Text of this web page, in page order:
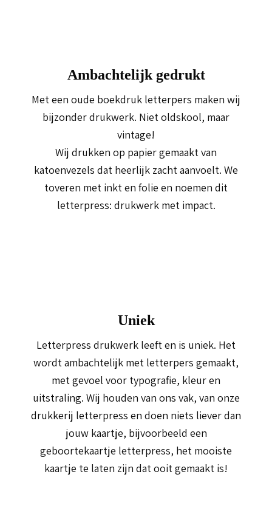
Ambachtelijk gedrukt
Met een oude boekdruk letterpers maken wij
bijzonder drukwerk. Niet oldskool, maar
vintage!
Wij drukken op papier gemaakt van
katoenvezels dat heerlijk zacht aanvoelt. We
toveren met inkt en folie en noemen dit
letterpress: drukwerk met impact.
Uniek
Letterpress drukwerk leeft en is uniek. Het
wordt ambachtelijk met letterpers gemaakt,
met gevoel voor typografie, kleur en
uitstraling. Wij houden van ons vak, van onze
drukkerij letterpress en doen niets liever dan
jouw kaartje, bijvoorbeeld een
geboortekaartje letterpress, het mooiste
kaartje te laten zijn dat ooit gemaakt is!